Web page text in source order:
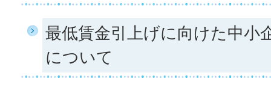
最低賃金引上げに向けた中小
について